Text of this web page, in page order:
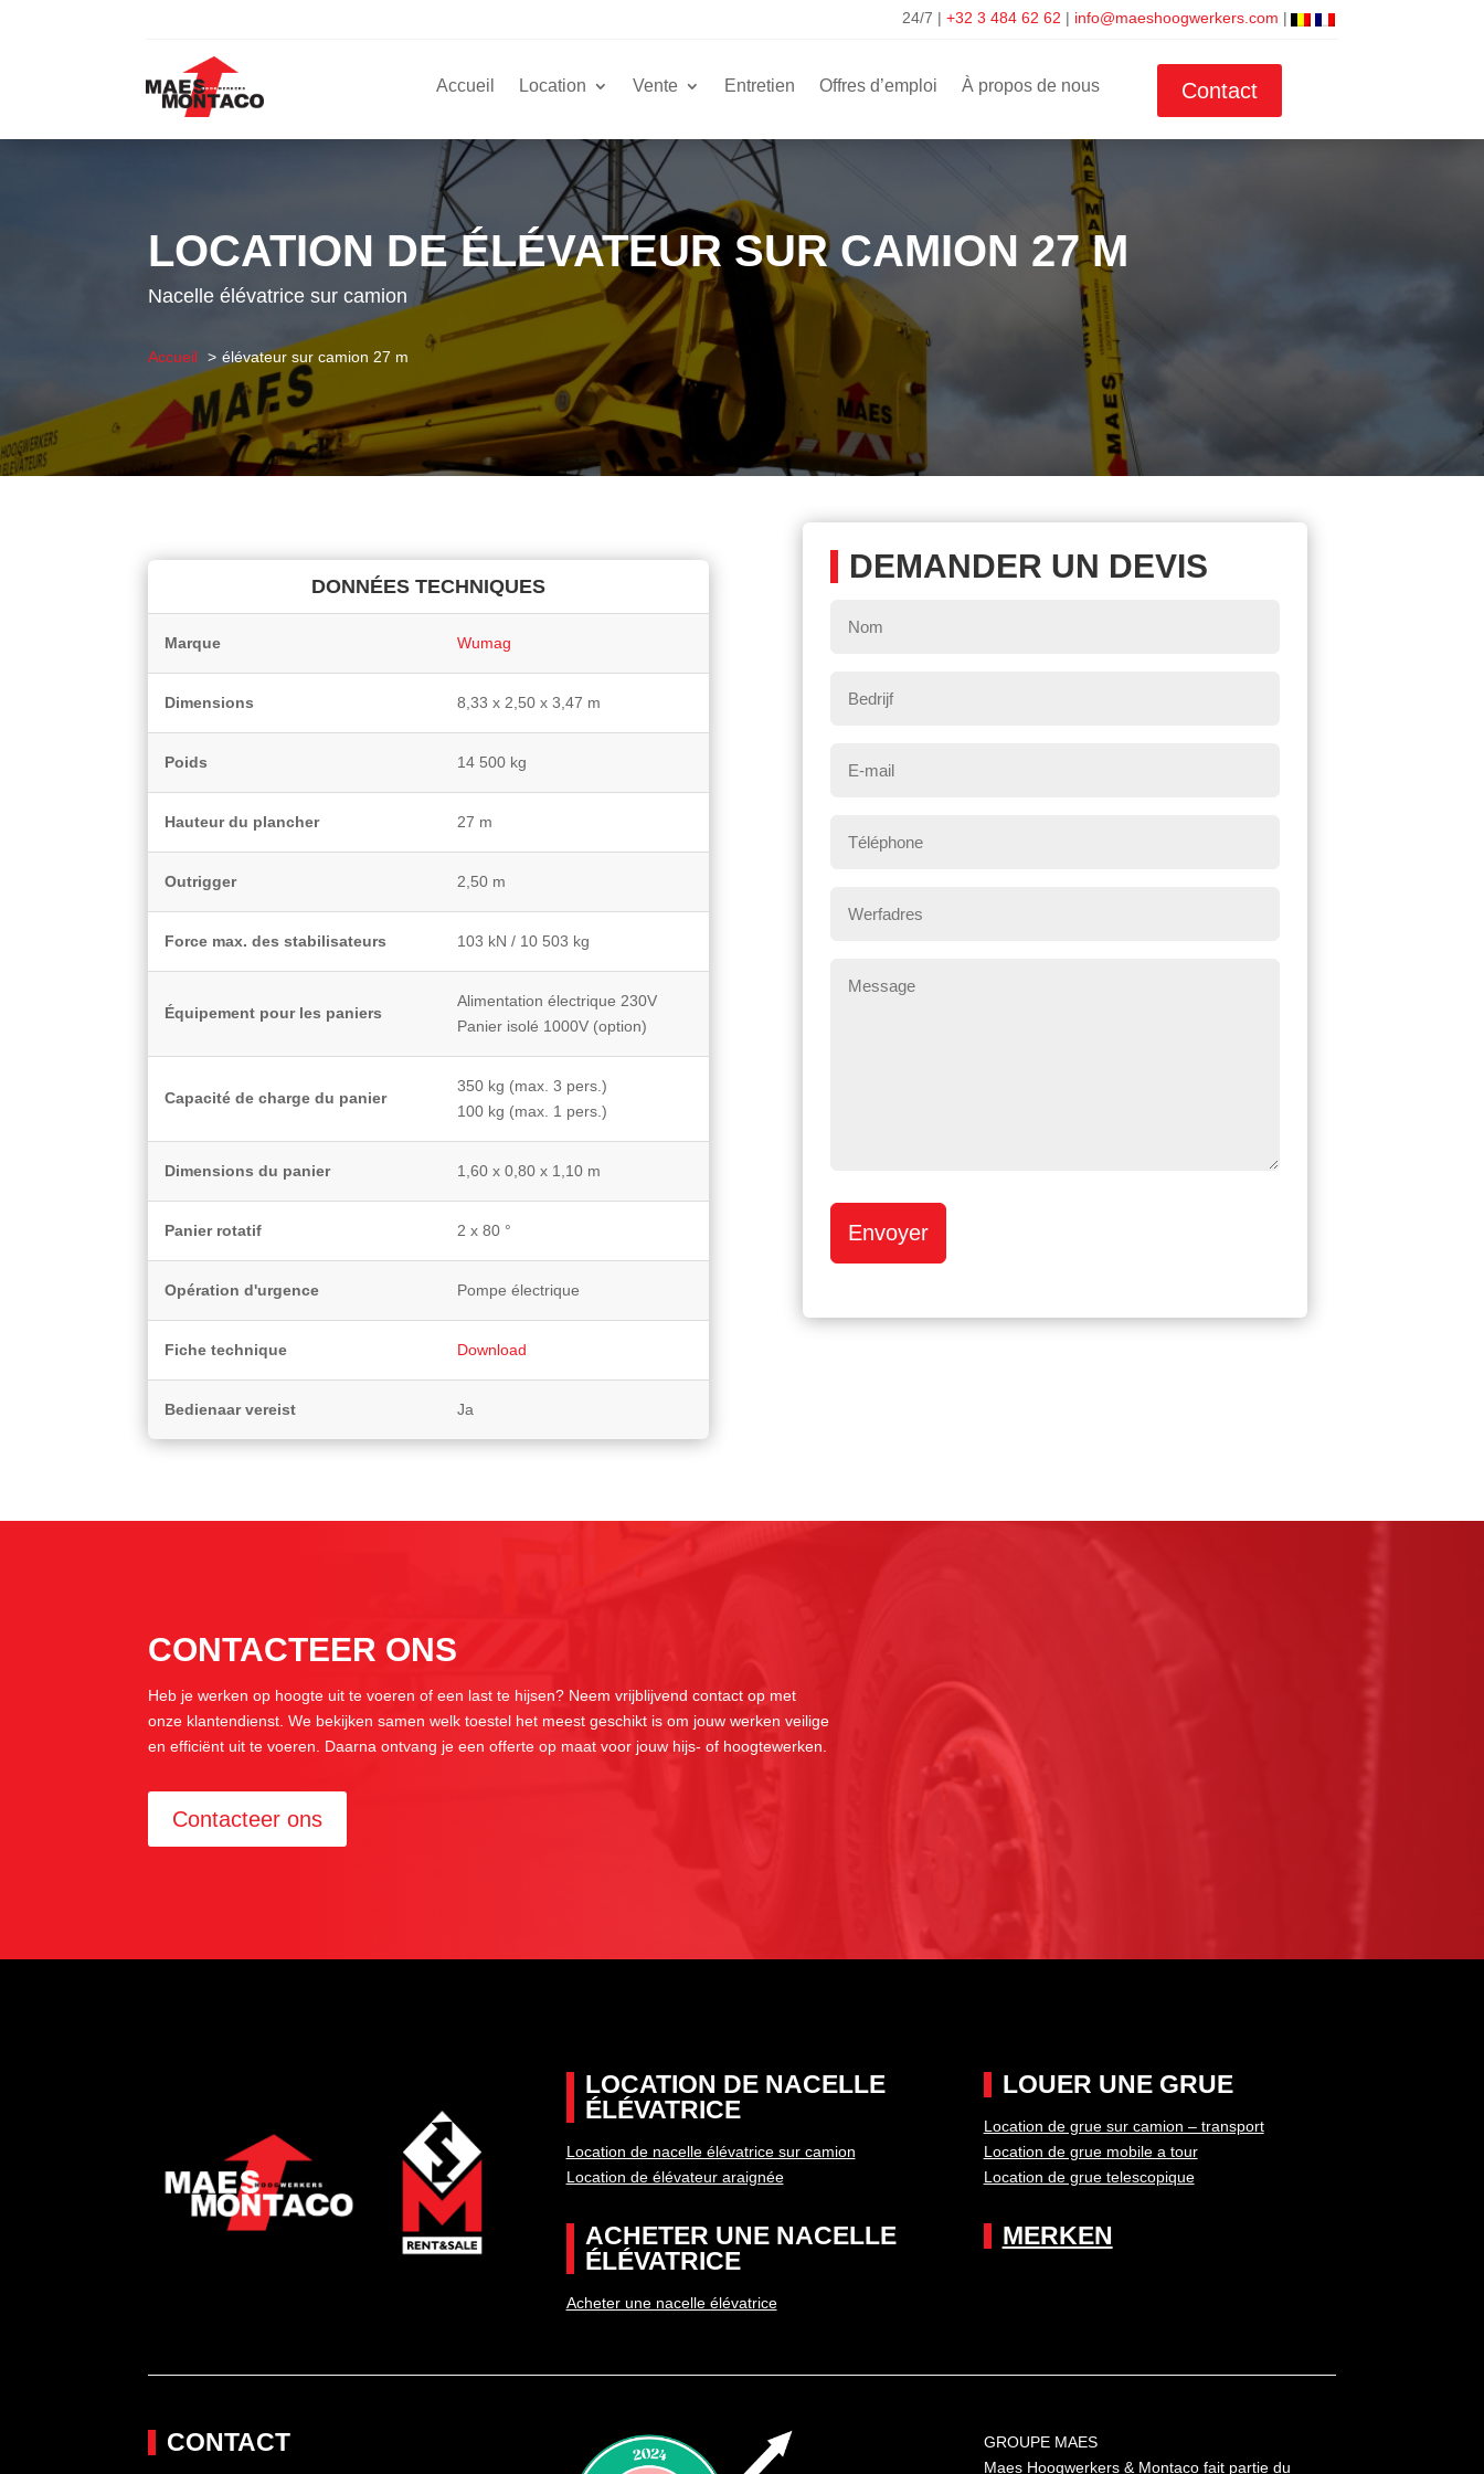
24/7 | +32 3 484 62 62 | info@maeshoogwerkers.com |
Accueil Location Vente Entretien Offres d’emploi À propos de nous Contact
LOCATION DE ÉLÉVATEUR SUR CAMION 27 M
Nacelle élévatrice sur camion
Accueil élévateur sur camion 27 m
DONNÉES TECHNIQUES
Marque Wumag
Dimensions 8,33 x 2,50 x 3,47 m
Poids 14 500 kg
Hauteur du plancher 27 m
Outrigger 2,50 m
Force max. des stabilisateurs 103 kN / 10 503 kg
Équipement pour les paniers
Alimentation électrique 230V
Panier isolé 1000V (option)
Capacité de charge du panier
350 kg (max. 3 pers.)
100 kg (max. 1 pers.)
Dimensions du panier 1,60 x 0,80 x 1,10 m
Panier rotatif 2 x 80 °
Opération d'urgence Pompe électrique
Fiche technique Download
Bedienaar vereist Ja
DEMANDER UN DEVIS
mail *
Envoyer
CONTACTEER ONS
Heb je werken op hoogte uit te voeren of een last te hijsen? Neem vrijblijvend contact op met
onze klantendienst. We bekijken samen welk toestel het meest geschikt is om jouw werken veilige
en efficiënt uit te voeren. Daarna ontvang je een offerte op maat voor jouw hijs- of hoogtewerken.
Contacteer ons
LOCATION DE NACELLE
ÉLÉVATRICE
Location de nacelle élévatrice sur camion
Location de élévateur araignée
ACHETER UNE NACELLE
ÉLÉVATRICE
Acheter une nacelle élévatrice
LOUER UNE GRUE
Location de grue sur camion – transport
Location de grue mobile a tour
Location de grue telescopique
MERKEN
CONTACT
GROUPE MAES
Maes Hoogwerkers & Montaco fait partie du